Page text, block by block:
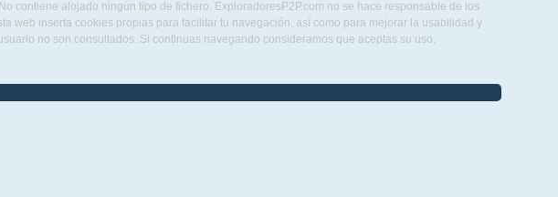
contiene alojado ningún tipo de fichero. ExploradoresP2P.com no se hace responsable de los
web inserta cookies propias para facilitar tu navegación, así como para mejorar la usabilidad y
no son consultados. Si continuas navegando consideramos que aceptas su uso.